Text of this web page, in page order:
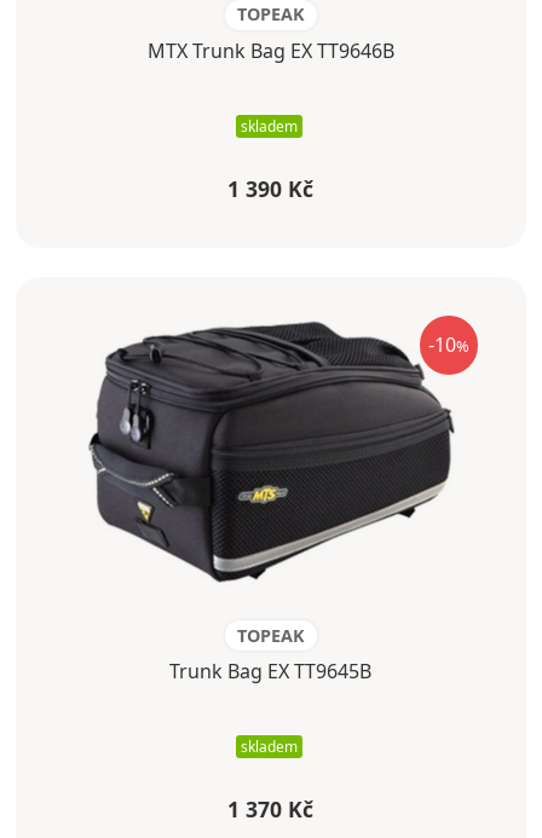
TOPEAK
MTX Trunk Bag EX TT9646B
skladem
1 390 Kč
-10%
TOPEAK
Trunk Bag EX TT9645B
skladem
1 370 Kč